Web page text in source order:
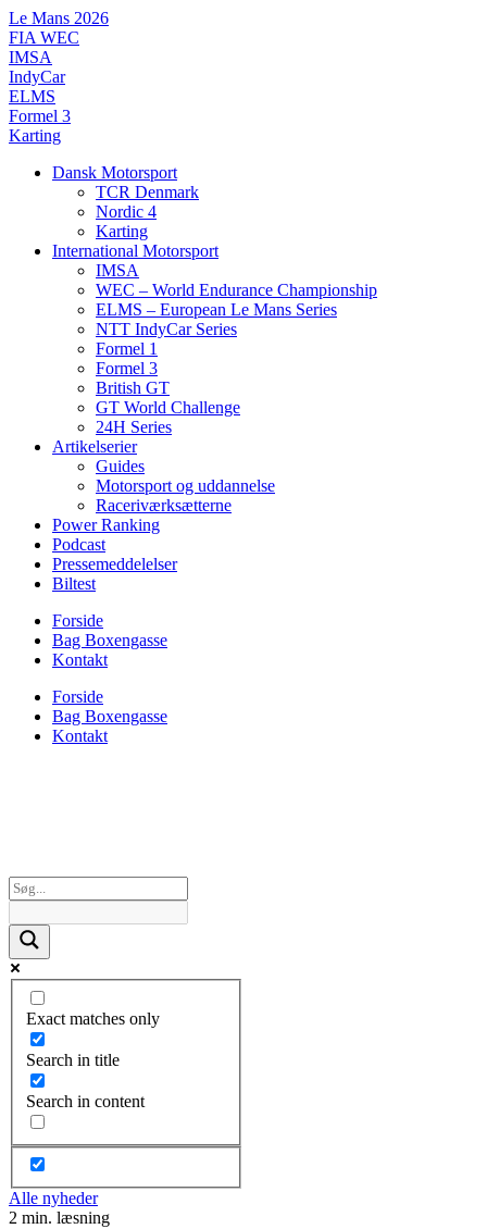
Videre
til
indhold
Le Mans 2026
FIA WEC
IMSA
IndyCar
ELMS
Formel 3
Karting
Dansk Motorsport
TCR Denmark
Nordic 4
Karting
International Motorsport
IMSA
WEC – World Endurance Championship
ELMS – European Le Mans Series
NTT IndyCar Series
Formel 1
Formel 3
British GT
GT World Challenge
24H Series
Artikelserier
Guides
Motorsport og uddannelse
Raceriværksætterne
Power Ranking
Podcast
Pressemeddelelser
Biltest
Forside
Bag Boxengasse
Kontakt
Forside
Bag Boxengasse
Kontakt
Exact matches only
Search in title
Search in content
Alle nyheder
2 min. læsning